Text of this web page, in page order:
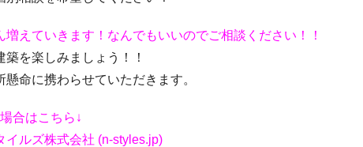
えていきます！なんでもいいのでご相談ください！！
を楽しみましょう！！
命に携わらせていただきます。
合はこちら↓
ルズ株式会社 (n-styles.jp)